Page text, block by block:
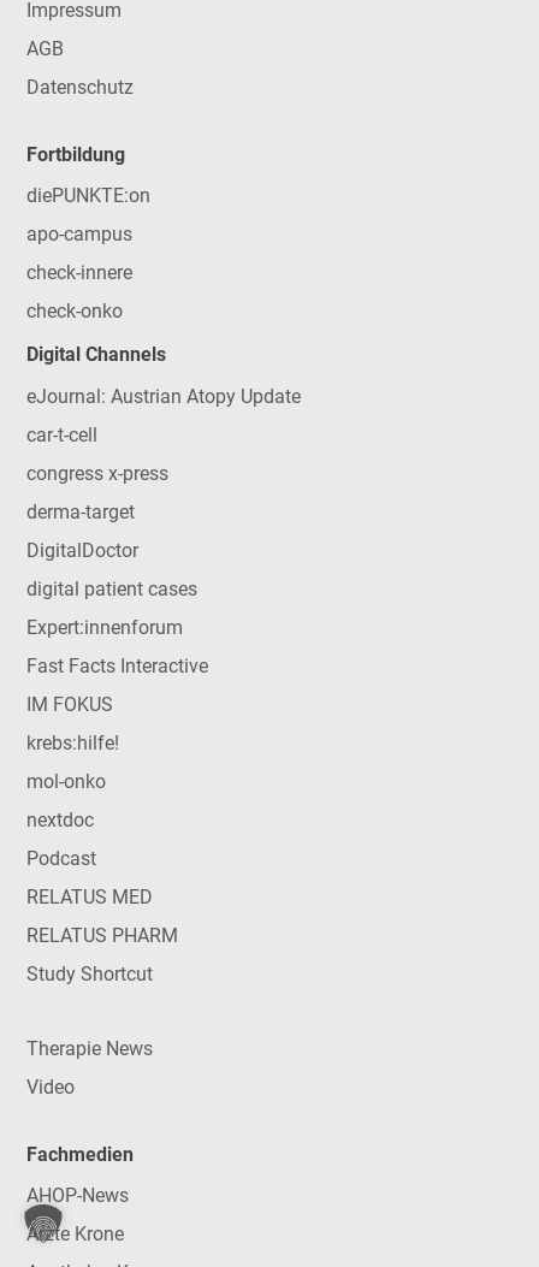
Impressum
AGB
Datenschutz
Fortbildung
diePUNKTE:on
apo-campus
check-innere
check-onko
Digital Channels
eJournal: Austrian Atopy Update
car-t-cell
congress x-press
derma-target
DigitalDoctor
digital patient cases
Expert:innenforum
Fast Facts Interactive
IM FOKUS
krebs:hilfe!
mol-onko
nextdoc
Podcast
RELATUS MED
RELATUS PHARM
Study Shortcut
Therapie News
Video
Fachmedien
AHOP-News
Ärzte Krone